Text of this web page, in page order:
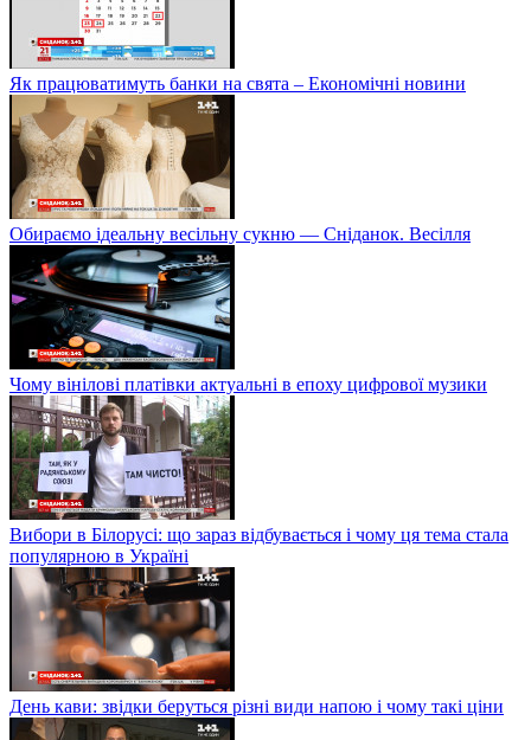
Як працюватимуть банки на свята – Економічні новини
Обираємо ідеальну весільну сукню — Сніданок. Весілля
Чому вінілові платівки актуальні в епоху цифрової музики
Вибори в Білорусі: що зараз відбувається і чому ця тема стала
популярною в Україні
День кави: звідки беруться різні види напою і чому такі ціни